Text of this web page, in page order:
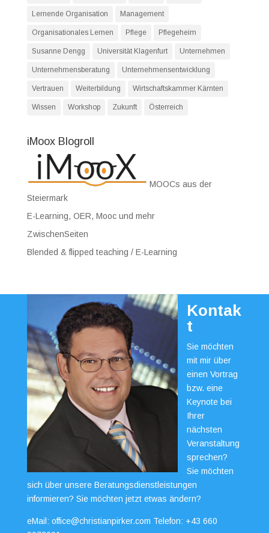
Lernende Organisation Management
Organisationales Lernen Pflege Pflegeheim
Susanne Dengg Universität Klagenfurt Unternehmen
Unternehmensberatung Unternehmensentwicklung
Vertrauen Weiterbildung Wirtschaftskammer Kärnten
Wissen Workshop Zukunft Österreich
iMoox Blogroll
MOOCs aus der
Steiermark
E-Learning, OER, Mooc und mehr
ZwischenSeiten
Blended & flipped teaching / E-Learning
Kontak
t
Sie möchten
mit mir über
einen Vortrag
bzw. eine
Keynote bei
Ihrer
nächsten
Veranstaltung
sprechen?
Sie möchten
sich über unsere Beratungsdienstleistungen
informieren? Sie möchten jetzt etwas ändern?
eMail: office@christianpirker.com Telefon: +43 660